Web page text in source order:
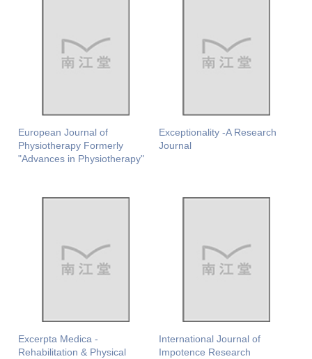
European Journal of
Physiotherapy Formerly
"Advances in Physiotherapy"
Exceptionality -A Research
Journal
Excerpta Medica -
Rehabilitation & Physical
International Journal of
Impotence Research